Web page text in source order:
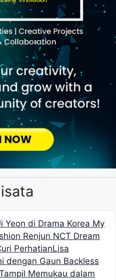
di Drama Korea My
Renjun NCT Dream
PerhatianLisa
dengan Gaun Backless
Memukau dalam